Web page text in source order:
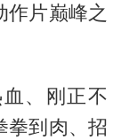
作片巅峰之
、刚正不
拳到肉、招